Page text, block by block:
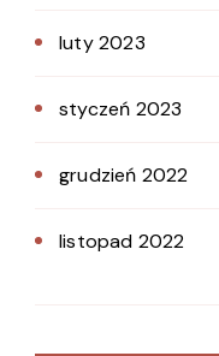
luty 2023
styczeń 2023
grudzień 2022
listopad 2022